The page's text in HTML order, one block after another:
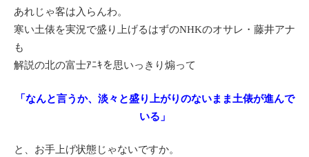
あれじゃ客は入らんわ。
寒い土俵を実況で盛り上げるはずのNHKのオサレ・藤井アナ
も
解説の北の富士ｱﾆｷを思いっきり煽って
「なんと言うか、淡々と盛り上がりのないまま土俵が進んで
いる」
と、お手上げ状態じゃないですか。